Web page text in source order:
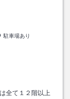
駐車場あり
全て１２階以上